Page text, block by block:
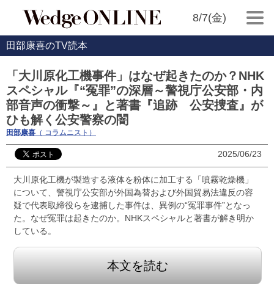
8/7(金)
田部康喜のTV読本
「大川原化工機事件」はなぜ起きたのか？NHK
スペシャル『“冤罪”の深層～警視庁公安部・内
部音声の衝撃～』と著書『追跡 公安捜査』が
ひも解く公安警察の闇
田部康喜 （ コラムニスト）
2025/06/23
大川原化工機が製造する液体を粉体に加工する「噴霧乾燥機」
について、警視庁公安部が外国為替および外国貿易法違反の容
疑で代表取締役らを逮捕した事件は、異例の“冤罪事件”となっ
た。なぜ冤罪は起きたのか。NHKスペシャルと著書が解き明か
している。
本文を読む